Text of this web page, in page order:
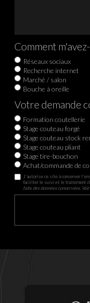
Comment
Réseaux sociaux
Recherche internet
Marché / salon
Bouche à oreille
Votre demande
Formation coutellerie
Stage couteau forgé
Stage couteau stock
Stage couteau pliant
Stage tire-bouchon
Achat/commande de
J'autorise ce site à conserver
faciliter le suivi et le traitement
faite des données conservées.